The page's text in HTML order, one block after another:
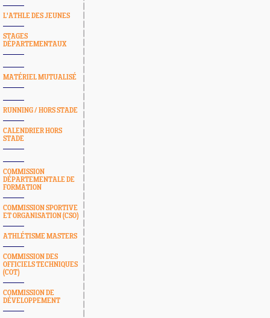
L'ATHLE DES JEUNES
STAGES
DÉPARTEMENTAUX
MATÉRIEL MUTUALISÉ
RUNNING / HORS STADE
CALENDRIER HORS
STADE
COMMISSION
DÉPARTEMENTALE DE
FORMATION
COMMISSION SPORTIVE
ET ORGANISATION (CSO)
ATHLÉTISME MASTERS
COMMISSION DES
OFFICIELS TECHNIQUES
(COT)
COMMISSION DE
DÉVELOPPEMENT